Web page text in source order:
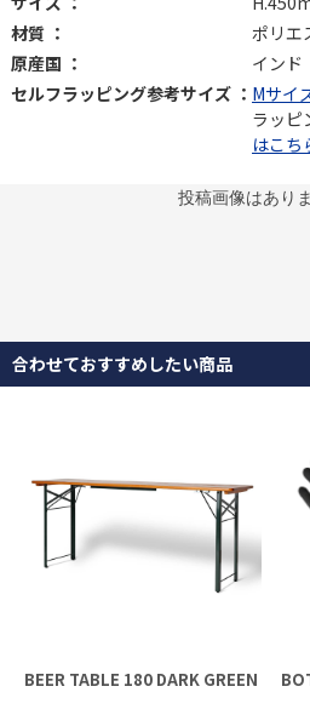
材質 ：
ポリエ
原産国 ：
インド
セルフラッピング参考サイズ ： Mサイ
ラッピ
はこち
投稿画像はあり
合わせておすすめしたい商品
BEER TABLE 180 DARK GREEN